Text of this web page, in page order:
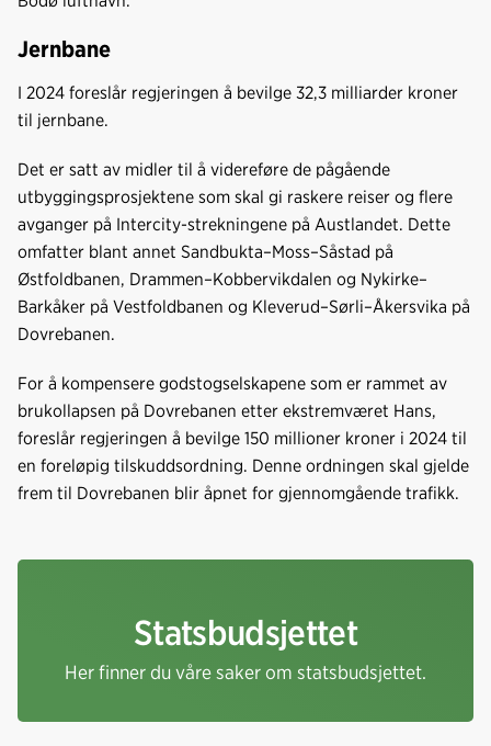
Jernbane
I 2024 foreslår regjeringen å bevilge 32,3 milliarder kroner
til jernbane.
Det er satt av midler til å videreføre de pågående
utbyggingsprosjektene som skal gi raskere reiser og flere
avganger på Intercity-strekningene på Austlandet. Dette
omfatter blant annet Sandbukta–Moss–Såstad på
Østfoldbanen, Drammen–Kobbervikdalen og Nykirke–
Barkåker på Vestfoldbanen og Kleverud–Sørli–Åkersvika på
Dovrebanen.
For å kompensere godstogselskapene som er rammet av
brukollapsen på Dovrebanen etter ekstremværet Hans,
foreslår regjeringen å bevilge 150 millioner kroner i 2024 til
en foreløpig tilskuddsordning. Denne ordningen skal gjelde
frem til Dovrebanen blir åpnet for gjennomgående trafikk.
Statsbudsjettet
Her finner du våre saker om statsbudsjettet.